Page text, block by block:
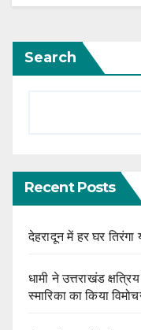
Search
Recent Posts
देहरादून में हर घर तिरंगा
धामी ने उत्तराखंड
स्मारिका का किया